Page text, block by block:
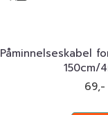
Påminnelseskabel
150cm/
69,-